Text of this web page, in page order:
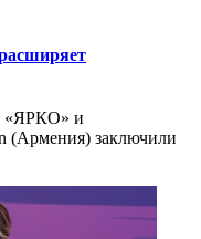
«ЯРКО» и
(Армения) заключили